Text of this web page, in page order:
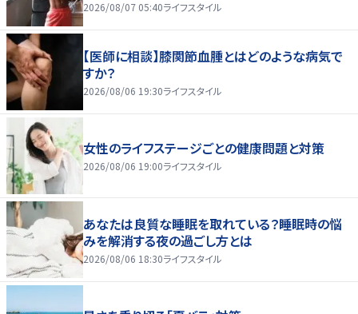
2026/08/07 05:40ライフスタイル
【医師に相談】膝関節血腫とはどのような病気で
すか？
2026/08/06 19:30ライフスタイル
女性のライフステージごとの健康問題と対策
2026/08/06 19:00ライフスタイル
あなたは良質な睡眠を取れている？睡眠時の悩
みを解消する夜の過ごし方とは
2026/08/06 18:30ライフスタイル